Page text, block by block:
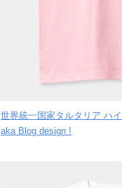
世界統一国家タルタリア ハ
aka Blog design !